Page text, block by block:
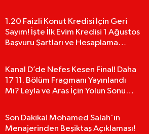
1.20 Faizli Konut Kredisi İçin Geri
Sayım! İşte İlk Evim Kredisi 1 Ağustos
Başvuru Şartları ve Hesaplama
Kanal D’de Nefes Kesen Final! Daha
17 11. Bölüm Fragmanı Yayınlandı
Mı? Leyla ve Aras İçin Yolun Sonu
Son Dakika! Mohamed Salah'ın
Menajerinden Beşiktaş Açıklaması!